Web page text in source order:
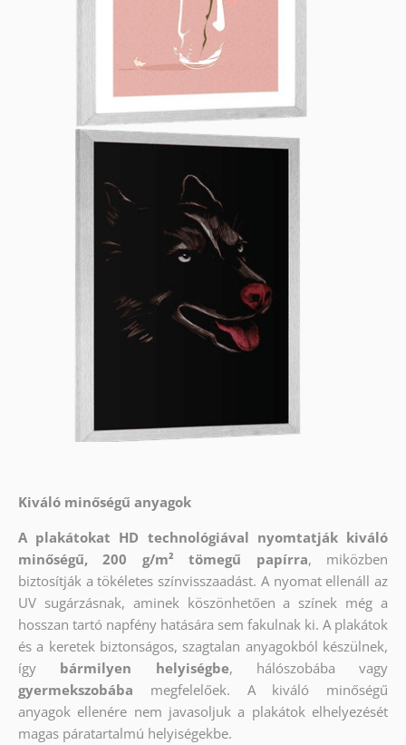
Kiváló minőségű anyagok
A plakátokat HD technológiával nyomtatják kiváló
minőségű, 200 g/m² tömegű papírra, miközben
biztosítják a tökéletes színvisszaadást. A nyomat ellenáll az
UV sugárzásnak, aminek köszönhetően a színek még a
hosszan tartó napfény hatására sem fakulnak ki. A plakátok
és a keretek biztonságos, szagtalan anyagokból készülnek,
így
bármilyen helyiségbe, hálószobába vagy
gyermekszobába
megfelelőek. A kiváló minőségű
anyagok ellenére nem javasoljuk a plakátok elhelyezését
magas páratartalmú helyiségekbe.